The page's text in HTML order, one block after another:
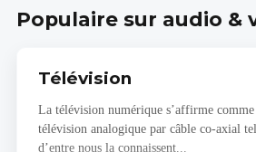
Populaire sur audio &
Télévision
La télévision numérique s’affirme comme
télévision analogique par câble co-axial
d’entre nous la connaissent...